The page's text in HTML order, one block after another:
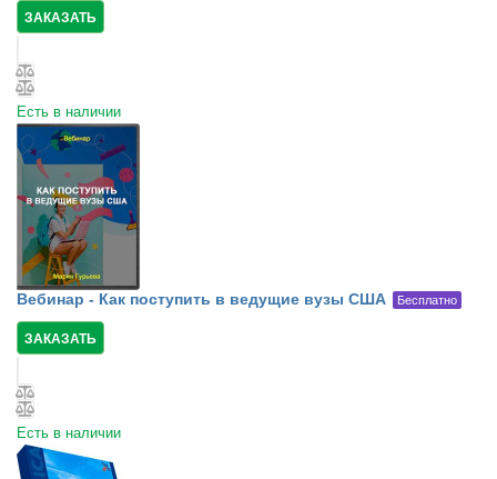
ЗАКАЗАТЬ
Есть в наличии
Вебинар - Как поступить в ведущие вузы США Бесплатно
ЗАКАЗАТЬ
Есть в наличии